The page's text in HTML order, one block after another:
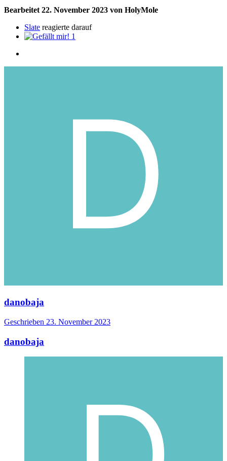
Bearbeitet 22. November 2023 von HolyMole
Slate reagierte darauf
1
danobaja
Geschrieben 23. November 2023
danobaja